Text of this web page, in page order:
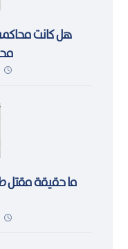
هل كانت
ما حقيقة مقتل